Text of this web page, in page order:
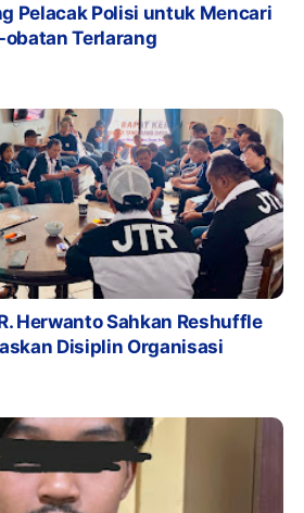
Pelacak Polisi untuk Mencari
Terlarang
Herwanto Sahkan Reshuffle
Disiplin Organisasi